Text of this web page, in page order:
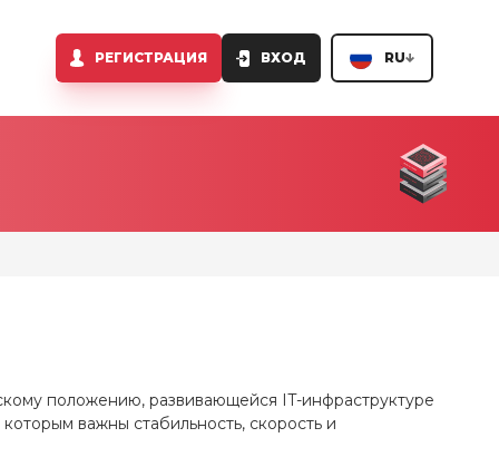
РЕГИСТРАЦИЯ ВХОД RU
положению, развивающейся IT-инфраструктуре
важны стабильность, скорость и